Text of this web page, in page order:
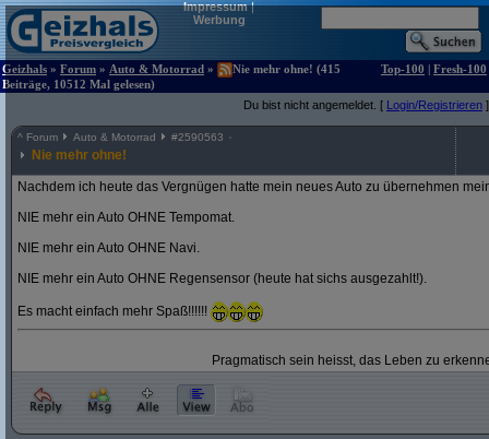
Impressum|
Werbung
Geizhals » Forum » Auto & Motorrad »
Nie mehr ohne! (415
Beiträge, 10512 Mal gelesen)
Top-100 | Fresh-100
Du bist nicht angemeldet. [ Login/Registrieren ]
^ Forum Auto & Motorrad #2590563
Nie mehr ohne!
Nachdem ich heute das Vergnügen hatte mein neues Auto zu übernehmen
NIE mehr ein Auto OHNE Tempomat.
NIE mehr ein Auto OHNE Navi.
NIE mehr ein Auto OHNE Regensensor (heute hat sichs ausgezahlt!).
Es macht einfach mehr Spaß!!!!!!
Pragmatisch sein heisst, das Leben zu